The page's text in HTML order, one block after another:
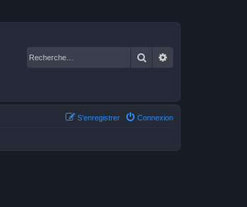
Rechercher
Connexion
S’enregistrer